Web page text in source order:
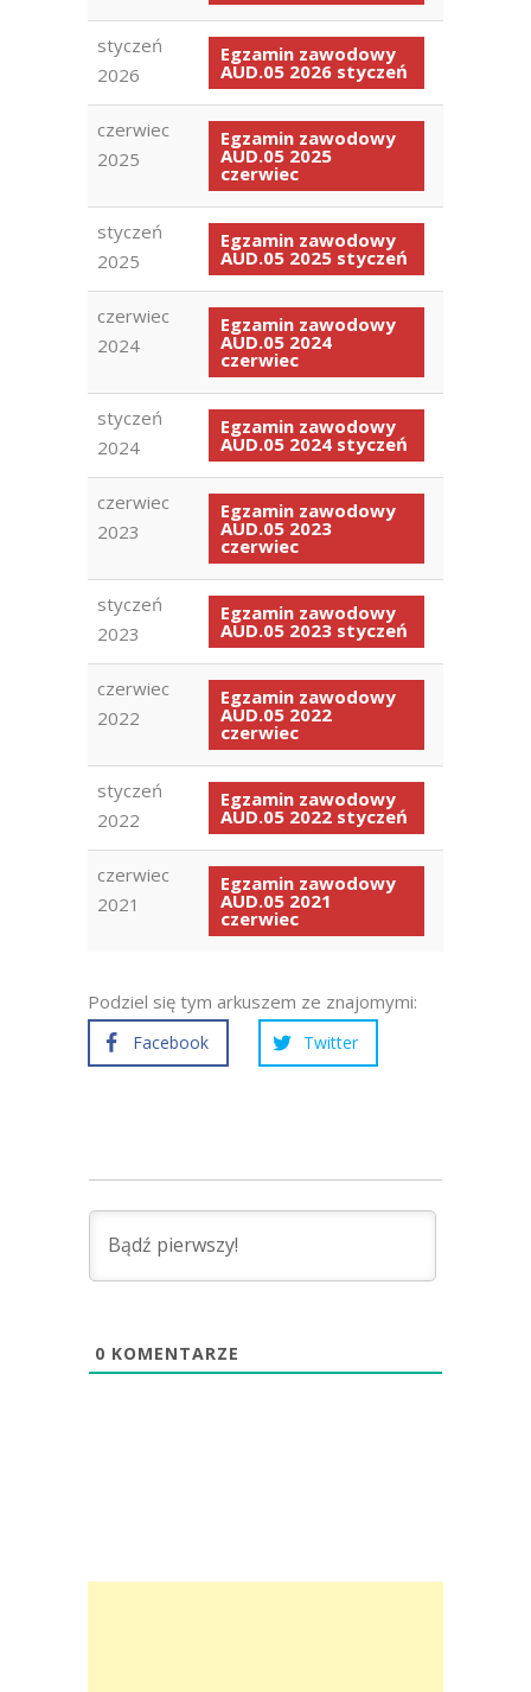
styczeń
2026
Egzamin zawodowy
AUD.05 2026 styczeń
czerwiec
2025
Egzamin zawodowy
AUD.05 2025
czerwiec
styczeń
2025
Egzamin zawodowy
AUD.05 2025 styczeń
czerwiec
2024
Egzamin zawodowy
AUD.05 2024
czerwiec
styczeń
2024
Egzamin zawodowy
AUD.05 2024 styczeń
czerwiec
2023
Egzamin zawodowy
AUD.05 2023
czerwiec
styczeń
2023
Egzamin zawodowy
AUD.05 2023 styczeń
czerwiec
2022
Egzamin zawodowy
AUD.05 2022
czerwiec
styczeń
2022
Egzamin zawodowy
AUD.05 2022 styczeń
czerwiec
2021
Egzamin zawodowy
AUD.05 2021
czerwiec
Podziel się tym arkuszem ze znajomymi:
Facebook Twitter
0 KOMENTARZE